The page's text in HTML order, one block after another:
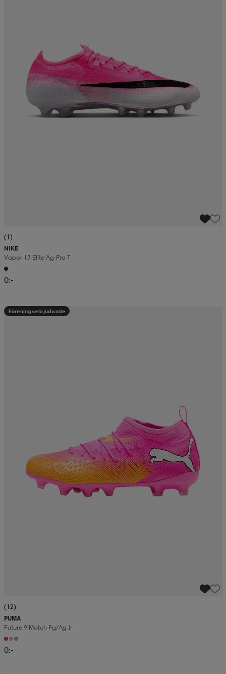
(1)
NIKE
Vapor 17 Elite Ag-Pro T
0:-
Föreningserbjudande
(12)
PUMA
Future 9 Match Fg/ag Jr
0:-